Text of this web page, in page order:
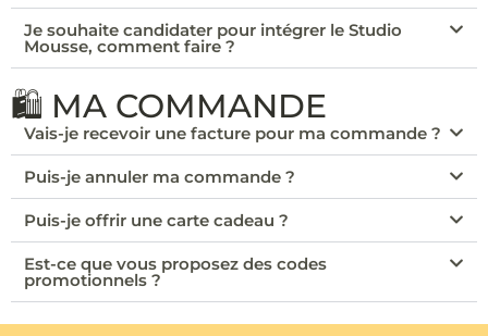
Je souhaite candidater pour intégrer le Studio
Mousse, comment faire ?
🛍️ MA COMMANDE
Vais-je recevoir une facture pour ma commande ?
Puis-je annuler ma commande ?
Puis-je offrir une carte cadeau ?
Est-ce que vous proposez des codes
promotionnels ?